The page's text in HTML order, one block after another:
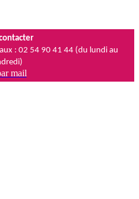
: 02 54 90 41 44 (du lundi au
mail